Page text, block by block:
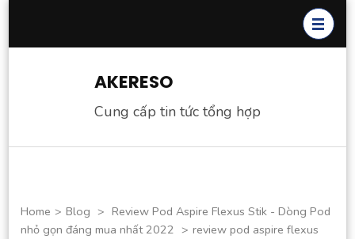
AKERESO
Cung cấp tin tức tổng hợp
Home > Blog > Review Pod Aspire Flexus Stik - Dòng Pod
nhỏ gọn đáng mua nhất 2022 > review pod aspire flexus